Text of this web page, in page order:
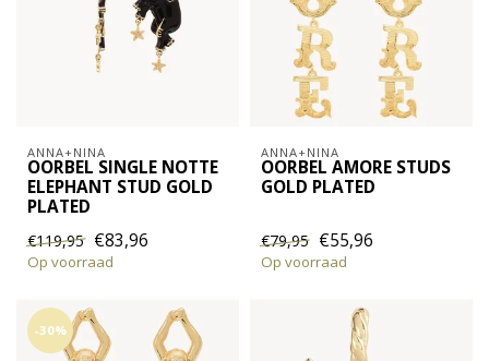
ANNA+NINA
OORBEL SINGLE NOTTE
ELEPHANT STUD GOLD
PLATED
€119,95 €83,96
Op voorraad
ANNA+NINA
OORBEL AMORE STUDS
GOLD PLATED
€79,95 €55,96
Op voorraad
-30%